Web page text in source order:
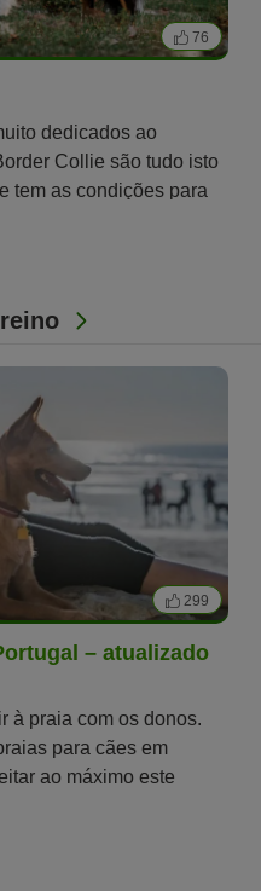
76
dedicados ao
Collie são tudo isto
tem as condições para
299
– atualizado
à praia com os donos.
para cães em
ao máximo este